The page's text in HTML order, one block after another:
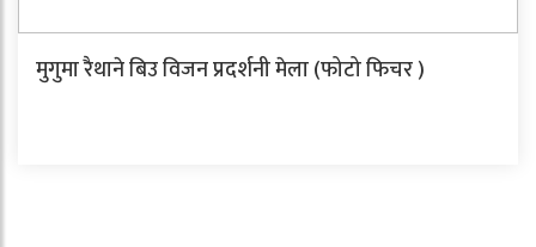
मुगुमा रैथाने बिउ विजन प्रदर्शनी मेला (फोटो फिचर )